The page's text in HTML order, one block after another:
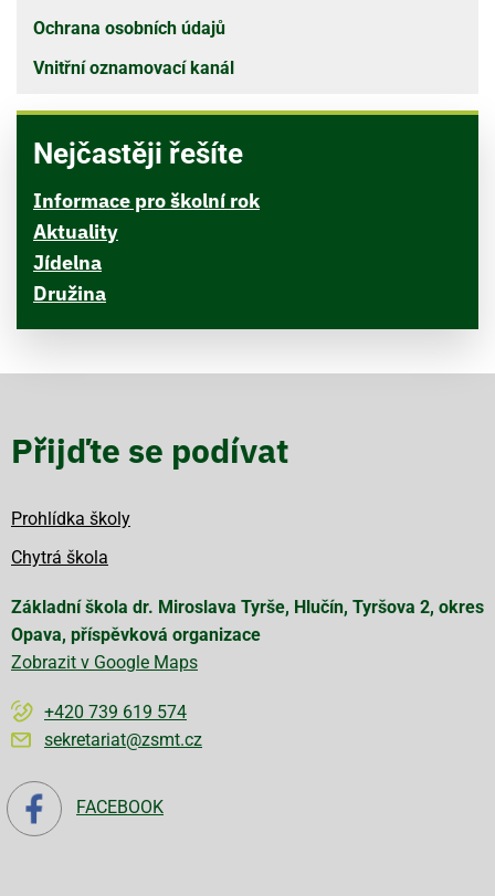
Ochrana osobních údajů
Vnitřní oznamovací kanál
Nejčastěji řešíte
Informace pro školní rok
Aktuality
Jídelna
Družina
Přijďte se podívat
Prohlídka školy
Chytrá škola
Základní škola dr. Miroslava Tyrše, Hlučín, Tyršova 2, okres
Opava, příspěvková organizace
Zobrazit v Google Maps
+420 739 619 574
sekretariat@zsmt.cz
FACEBOOK